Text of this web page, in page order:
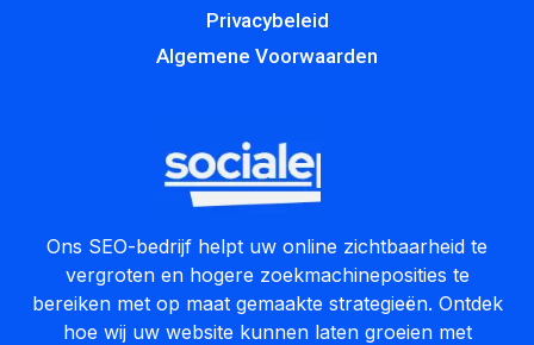
Privacybeleid
Algemene Voorwaarden
Ons SEO-bedrijf helpt uw online zichtbaarheid te
vergroten en hogere zoekmachineposities te
bereiken met op maat gemaakte strategieën. Ontdek
hoe wij uw website kunnen laten groeien met